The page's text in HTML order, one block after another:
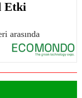
Etki
arasında